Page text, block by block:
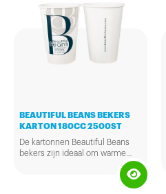
(bio) plastic coating bevatten.
Meer informatie hierover kunt u
vinden op
www.afvalfondsverpakkingen.nl.
Om de prijzen transparant te
houden wordt de SUP-opslag in
BEAUTIFUL BEANS BEKERS
KARTON 180CC 2500ST
De kartonnen Beautiful Beans
bekers zijn ideaal om warme